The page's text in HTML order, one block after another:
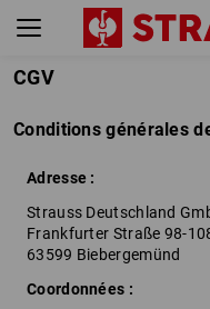
CGV
Conditions générales
Adresse :
Strauss Deutschland
Frankfurter Straße 98-
63599 Biebergemünd
Coordonnées :